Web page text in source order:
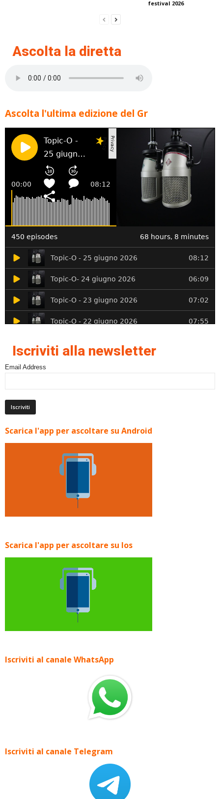
festival 2026
Ascolta la diretta
Ascolta l'ultima edizione del Gr
Iscriviti alla newsletter
Email Address
Scarica l'app per ascoltare su Android
Scarica l'app per ascoltare su Ios
Iscriviti al canale WhatsApp
Iscriviti al canale Telegram